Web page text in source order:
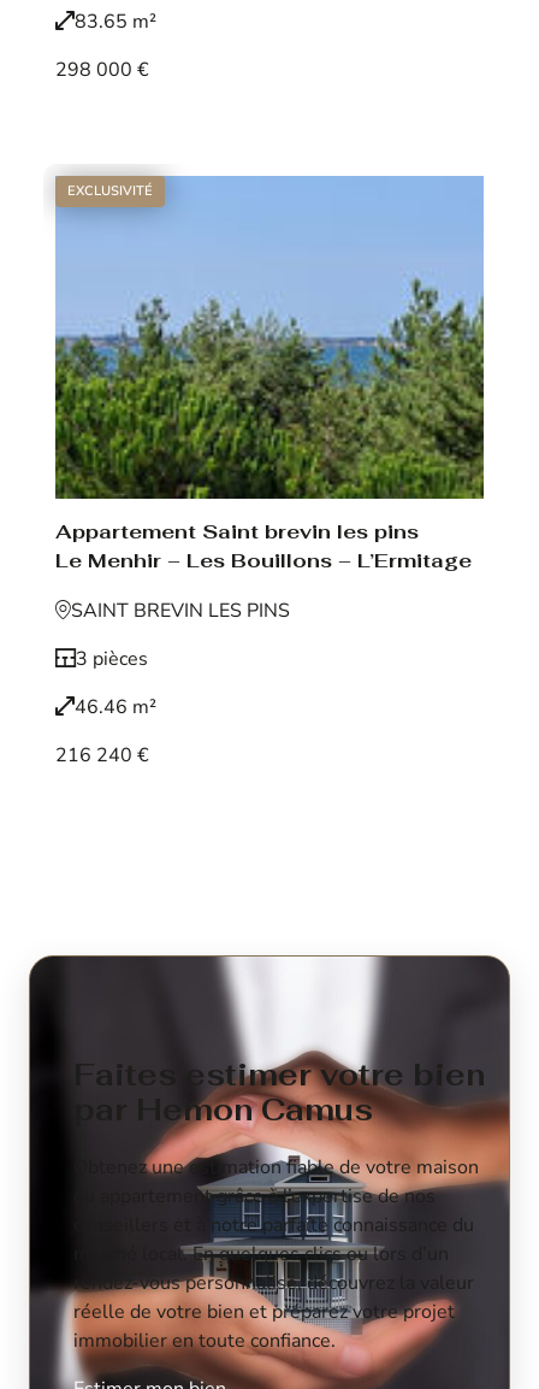
83.65 m²
298 000 €
EXCLUSIVITÉ
Appartement Saint brevin les pins
Le Menhir – Les Bouillons – L’Ermitage
SAINT BREVIN LES PINS
3 pièces
46.46 m²
216 240 €
Faites estimer votre bien
par Hemon Camus
Obtenez une estimation fiable de votre maison
ou appartement grâce à l’expertise de nos
conseillers et à notre parfaite connaissance du
marché local. En quelques clics ou lors d’un
rendez-vous personnalisé, découvrez la valeur
réelle de votre bien et préparez votre projet
immobilier en toute confiance.